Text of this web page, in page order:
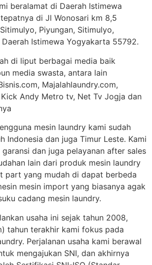
beralamat di Daerah Istimewa
di Jl Wonosari km 8,5
Piyungan, Sitimulyo,
Daerah Istimewa Yogyakarta 55792.
di liput berbagai media baik
media swasta, antara lain
Majalahlaundry.com,
Andy Metro tv, Net Tv Jogja dan
mesin laundry kami sudah
Indonesia dan juga Timur Leste. Kami
dan juga pelayanan after sales
lain dari produk mesin laundry
part yang mudah di dapat berbeda
mesin import yang biasanya agak
cadang mesin laundry.
usaha ini sejak tahun 2008,
tahun terakhir kami fokus pada
Perjalanan usaha kami berawal
mengajukan SNI, dan akhirnya